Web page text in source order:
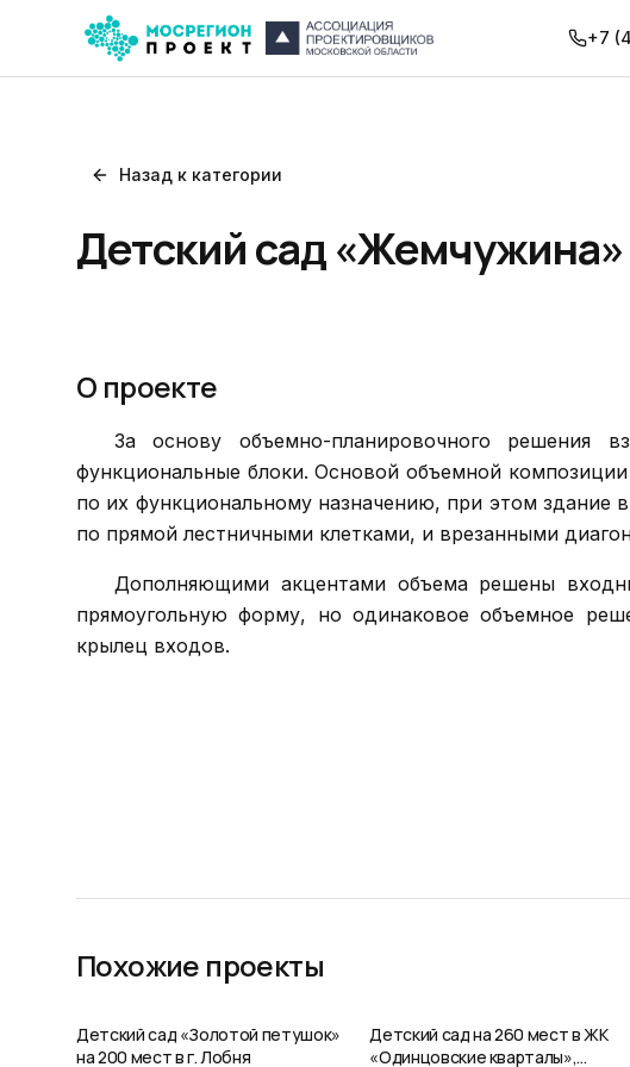
+7
Назад к категории
Детский сад «Жемчужина»
О проекте
За основу объемно-планировочного решения
функциональные блоки. Основой объемной
по их функциональному назначению, при этом здание
по прямой лестничными клетками, и врезанными
Дополняющими акцентами объема решены
прямоугольную форму, но одинаковое объемное
крылец входов.
Похожие проекты
Детский сад «Золотой петушок»
на 200 мест в г. Лобня
Детский сад на 260 мест в ЖК
«Одинцовские кварталы»,